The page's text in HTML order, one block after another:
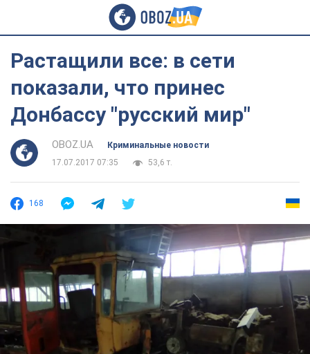
Растащили все: в сети
показали, что принес
Донбассу "русский мир"
OBOZ.UA
Криминальные новости
17.07.2017 07:35
53,6 т.
168